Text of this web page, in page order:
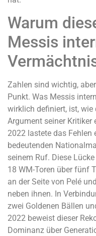
Warum
Messis
Zahlen sind wichtig,
Punkt. Was Messis
wirklich definiert, ist, wie
Argument seiner
2022 lastete das Fehlen
bedeutenden
seinem Ruf. Diese
18 WM-Toren über fünf
an der Seite von Pelé
neben ihnen. In
zwei Goldenen Bällen
2022 beweist dieser
Dominanz über